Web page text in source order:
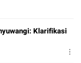
Klarifikasi